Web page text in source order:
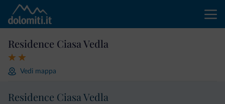
Residence Ciasa Vedla
Vedi mappa
Residence Ciasa Vedla